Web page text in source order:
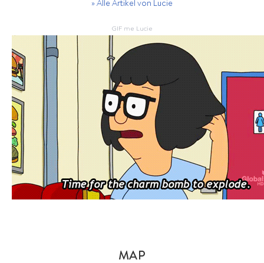
» Alle Artikel von Lucie
GIF me Lucie
MAP